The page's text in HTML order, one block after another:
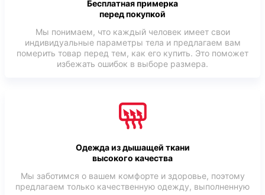
Бесплатная примерка
перед покупкой
Мы понимаем, что каждый человек имеет свои
индивидуальные параметры тела и предлагаем вам
померить товар перед тем, как его купить. Это поможет
избежать ошибок в выборе размера.
Одежда из дышащей ткани
высокого качества
Мы заботимся о вашем комфорте и здоровье, поэтому
предлагаем только качественную одежду, выполненную